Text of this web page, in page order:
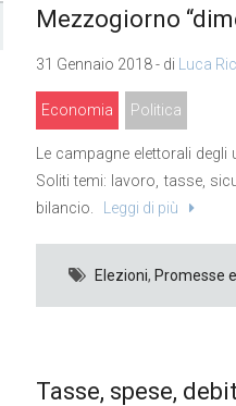
Mezzogiorno
31 Gennaio 2018 - di Luca
Economia Politica
Le campagne elettorali
Soliti temi: lavoro, tasse,
bilancio.
Leggi di più
Elezioni, Promesse
Tasse, spese,